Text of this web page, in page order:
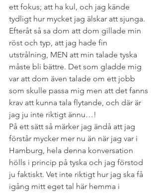
ett fokus; att ha kul, och jag kände
tydligt hur mycket jag älskar att sjunga.
Efteråt så sa dom att dom gillade min
röst och typ, att jag hade fin
utstrålning, MEN att min talade tyska
måste bli bättre. Det som gladde mig
var att dom även talade om ett jobb
som skulle passa mig men att det fanns
krav att kunna tala flytande, och där är
jag ju inte riktigt ännu…!
På ett sätt så märker jag ändå att jag
förstår mycker mer nu än när jag var i
Hamburg, hela denna konversation
hölls i princip på tyska och jag förstod
ju faktiskt. Vet inte riktigt hur jag ska få
igång mitt eget tal här hemma i